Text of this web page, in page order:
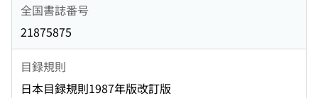
全国書誌番号
21875875
目録規則
日本目録規則1987年版改訂版